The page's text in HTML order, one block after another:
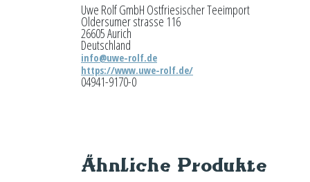
Uwe Rolf GmbH Ostfriesischer Teeimport
Oldersumer strasse 116
26605 Aurich
Deutschland
info@uwe-rolf.de
https://www.uwe-rolf.de/
04941-9170-0
Ähnliche Produkte